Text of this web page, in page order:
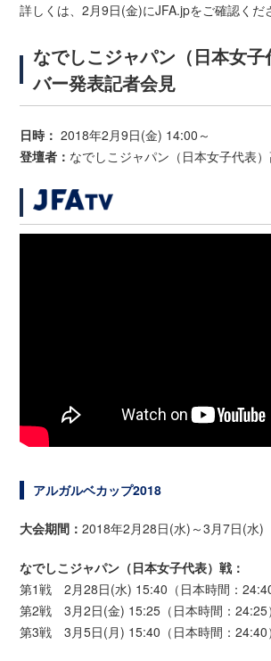
詳しくは、2月9日(金)にJFA.jpをご確認くだ
なでしこジャパン（日本女子
バー発表記者会見
日時： 2018年2月9日(金) 14:00～
登壇者： なでしこジャパン（日本女子代表
アルガルベカップ2018
大会期間：2018年2月28日(水)～3月7日(水)
なでしこジャパン（日本女子代表）戦：
第1戦 2月28日(水) 15:40（日本時間：
第2戦 3月2日(金) 15:25（日本時間：24:25
第3戦 3月5日(月) 15:40（日本時間：24:40